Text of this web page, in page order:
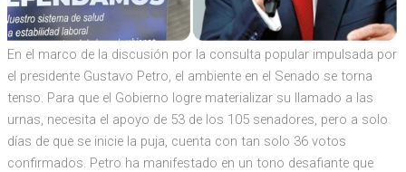
En el marco de la discusión por la consulta popular impulsada por
el presidente Gustavo Petro, el ambiente en el Senado se torna
tenso. Para que el Gobierno logre materializar su llamado a las
urnas, necesita el apoyo de 53 de los 105 senadores, pero a solo
días de que se inicie la puja, cuenta con tan solo 36 votos
confirmados. Petro ha manifestado en un tono desafiante que